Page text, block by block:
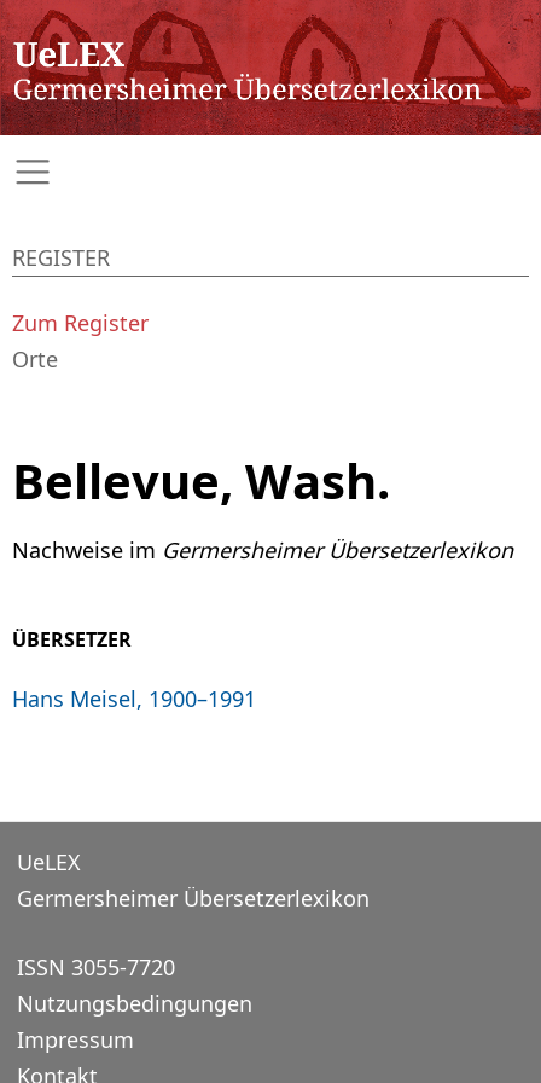
Bellevue, Wash.
Nachweise im Germersheimer Übersetzerlexikon
ÜBERSETZER
Hans Meisel, 1900–1991
REGISTER
Zum Register
Orte
UeLEX
Germersheimer Übersetzerlexikon
ISSN 3055-7720
Nutzungsbedingungen
Impressum
Kontakt